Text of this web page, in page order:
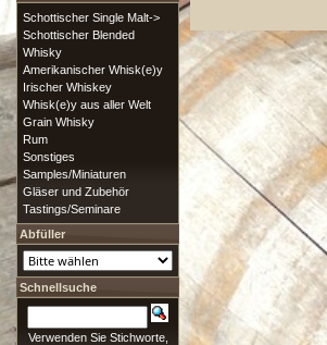
Schottischer Single Malt->
Schottischer Blended
Whisky
Amerikanischer Whisk(e)y
Irischer Whiskey
Whisk(e)y aus aller Welt
Grain Whisky
Rum
Sonstiges
Samples/Miniaturen
Gläser und Zubehör
Tastings/Seminare
Abfüller
Schnellsuche
Verwenden Sie Stichworte,